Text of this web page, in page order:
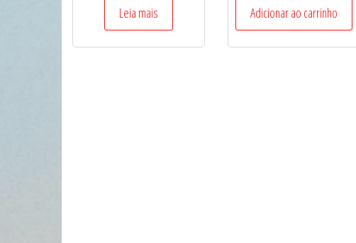
Leia mais Adicionar ao carrinho